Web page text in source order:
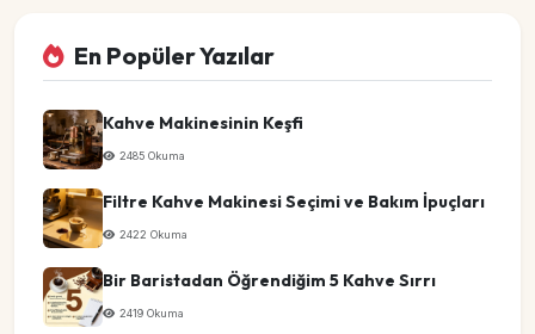
En Popüler Yazılar
Kahve Makinesinin Keşfi
2485 Okuma
Filtre Kahve Makinesi Seçimi ve Bakım İpuçları
2422 Okuma
Bir Baristadan Öğrendiğim 5 Kahve Sırrı
2419 Okuma